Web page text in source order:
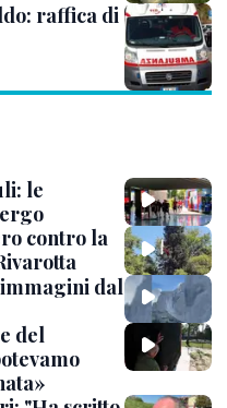
raffica di
le
contro la
dal
del